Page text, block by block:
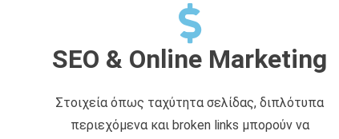
SEO & Online Marketing
Στοιχεία όπως ταχύτητα σελίδας, διπλότυπα
περιεχόμενα και broken links μπορούν να